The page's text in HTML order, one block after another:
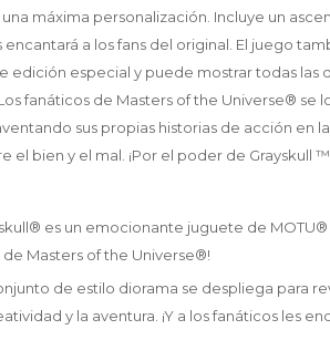
máxima personalización. Incluye un
a los fans del original. El juego
edición especial y puede mostrar todas las
fanáticos de Masters of the Universe® se
sus propias historias de acción en
el bien y el mal. ¡Por el poder de Grayskull
es un emocionante juguete de
de Masters of the Universe®!
de estilo diorama se despliega para
y la aventura. ¡Y a los fanáticos les